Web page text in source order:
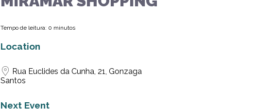
Tempo de leitura: 0 minutos
Location
Rua Euclides da Cunha, 21, Gonzaga
Santos
Next Event